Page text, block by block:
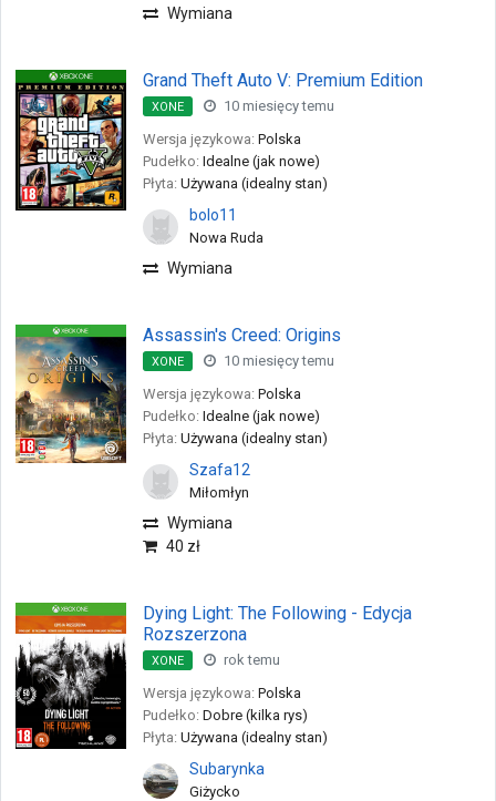
Wymiana
Grand Theft Auto V: Premium Edition
XONE
10 miesięcy temu
Wersja językowa: Polska
Pudełko: Idealne (jak nowe)
Płyta: Używana (idealny stan)
bolo11
Nowa Ruda
Wymiana
Assassin's Creed: Origins
XONE
10 miesięcy temu
Wersja językowa: Polska
Pudełko: Idealne (jak nowe)
Płyta: Używana (idealny stan)
Szafa12
Miłomłyn
Wymiana
40 zł
Dying Light: The Following - Edycja
Rozszerzona
XONE
rok temu
Wersja językowa: Polska
Pudełko: Dobre (kilka rys)
Płyta: Używana (idealny stan)
Subarynka
Giżycko